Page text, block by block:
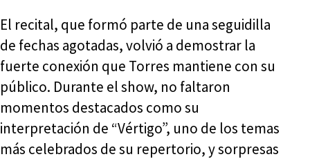
El recital, que formó parte de una seguidilla
de fechas agotadas, volvió a demostrar la
fuerte conexión que Torres mantiene con su
público. Durante el show, no faltaron
momentos destacados como su
interpretación de “Vértigo”, uno de los temas
más celebrados de su repertorio, y sorpresas